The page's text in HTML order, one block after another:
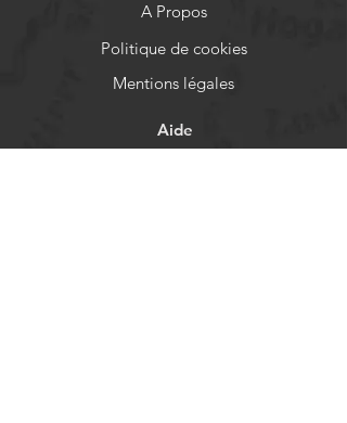
A Propos
Politique de cookies
Mentions légales
Aide